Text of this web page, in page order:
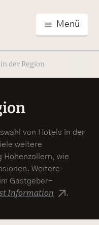
Menü
der Region
von Hotels in der
weitere
Hohenzollern, wie
Weitere
Gastgeber-
Information .